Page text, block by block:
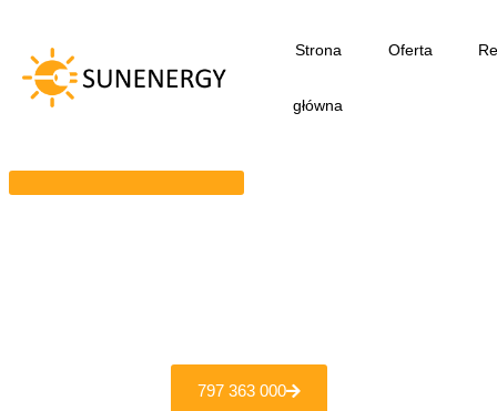
treści
Strona
główna
Oferta
797 363 000